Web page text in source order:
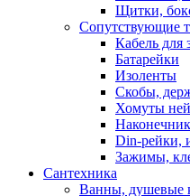
Щитки,
Сопутствующие
Кабель для
Батарейки
Изоленты
Скобы,
Хомуты
Din-рейки,
Зажимы,
Сантехника
Ванны, душевые